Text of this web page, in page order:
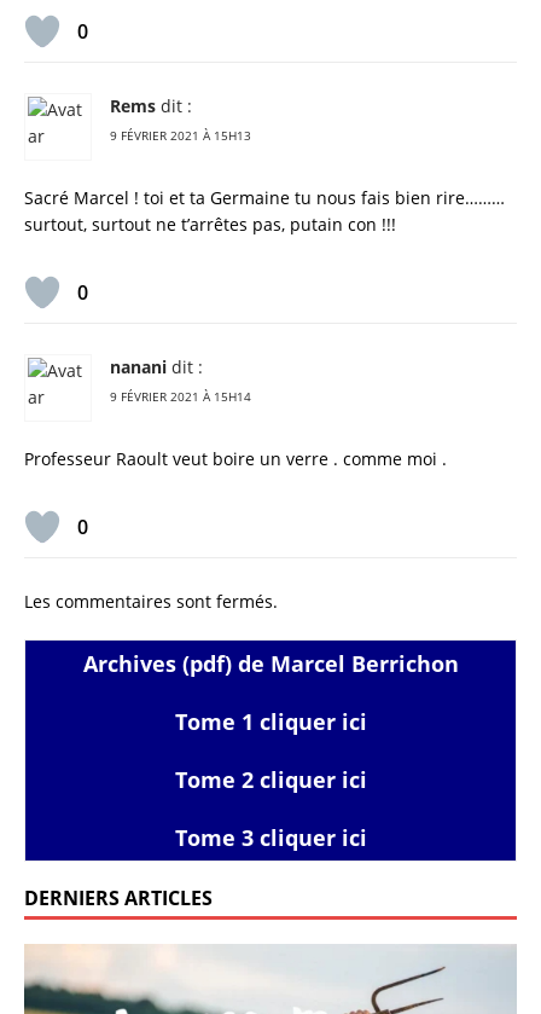
0
Rems dit :
9 FÉVRIER 2021 À 15H13
Sacré Marcel ! toi et ta Germaine tu nous fais bien rire………
surtout, surtout ne t’arrêtes pas, putain con !!!
0
nanani dit :
9 FÉVRIER 2021 À 15H14
Professeur Raoult veut boire un verre . comme moi .
0
Les commentaires sont fermés.
Archives (pdf) de Marcel Berrichon
Tome 1 cliquer ici
Tome 2 cliquer ici
Tome 3 cliquer ici
DERNIERS ARTICLES